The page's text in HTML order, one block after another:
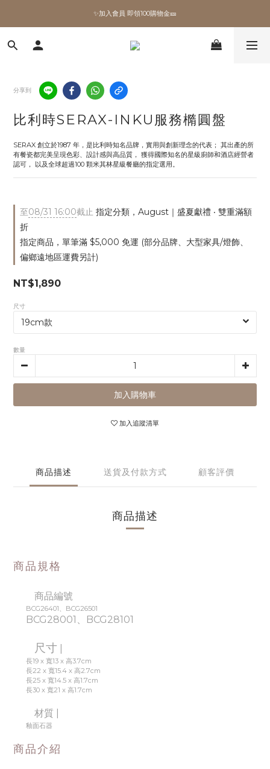
✨加入會員 即領100購物金🎫
✨加入會員 即領100購物金🎫
全館滿額現折🔥
✨加入會員 即領100購物金🎫
分享到
比利時SERAX-INKU服務橢圓盤
SERAX 創立於1987 年，是比利時知名品牌，實用與創新理念的代表； 其出產的所
有餐瓷都完美呈現色彩、設計感與高品質， 獲得國際知名的星級廚師和酒店經營者
認可， 以及全球超過100 顆米其林星級餐廳的指定選用。
至08/31 16:00截止 指定分類，August｜盛夏獻禮 ‧ 雙重滿額
折
指定商品，單筆滿 $5,000 免運 (部分品牌、大型家具/燈飾、
偏鄉遠地區運費另計)
NT$1,890
尺寸
數量
加入購物車
加入追蹤清單
商品描述 送貨及付款方式 顧客評價
商品描述
商品規格
商品編號
BCG26401、BCG26501
BCG28001、 BCG28101
尺寸
長19 x 寬13 x 高3.7cm
長22 x 寬15.4 x 高2.7cm
長25 x 寬14.5 x 高1.7cm
長30 x 寬21 x 高1.7cm
材質 |
釉面石器
商品介紹